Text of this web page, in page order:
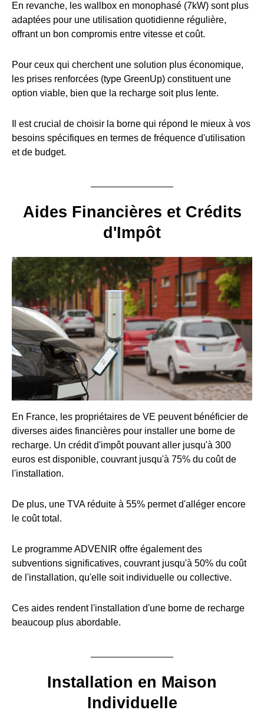
En revanche, les wallbox en monophasé (7kW) sont plus
adaptées pour une utilisation quotidienne régulière,
offrant un bon compromis entre vitesse et coût.
Pour ceux qui cherchent une solution plus économique,
les prises renforcées (type GreenUp) constituent une
option viable, bien que la recharge soit plus lente.
Il est crucial de choisir la borne qui répond le mieux à vos
besoins spécifiques en termes de fréquence d'utilisation
et de budget.
Aides Financières et Crédits
d'Impôt
En France, les propriétaires de VE peuvent bénéficier de
diverses aides financières pour installer une borne de
recharge. Un crédit d'impôt pouvant aller jusqu'à 300
euros est disponible, couvrant jusqu'à 75% du coût de
l'installation.
De plus, une TVA réduite à 55% permet d'alléger encore
le coût total.
Le programme ADVENIR offre également des
subventions significatives, couvrant jusqu'à 50% du coût
de l'installation, qu'elle soit individuelle ou collective.
Ces aides rendent l'installation d'une borne de recharge
beaucoup plus abordable.
Installation en Maison
Individuelle